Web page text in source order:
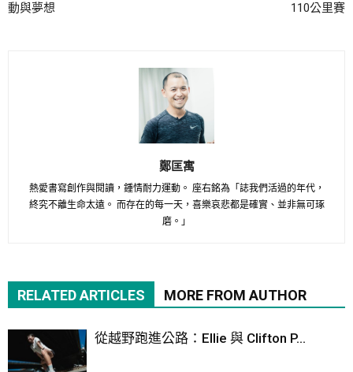
動與夢想
110公里賽
鄭匡寓
熱愛書寫創作與閱讀，鍾情耐力運動。 座右銘為「誌我們活過的年代，
終究不離生命太遠。 而存在的每一天，喜樂哀悲都是確實、並非無可琢
磨。」
RELATED ARTICLES MORE FROM AUTHOR
從越野跑進公路：Ellie 與 Clifton P...